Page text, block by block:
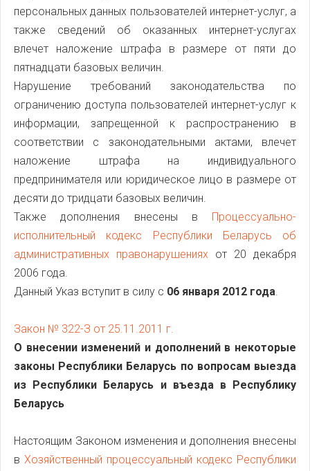
персональных данных пользователей интернет-услуг, а
также сведений об оказанных интернет-услугах
влечет наложение штрафа в размере от пяти до
пятнадцати базовых величин.
Нарушение требований законодательства по
ограничению доступа пользователей интернет-услуг к
информации, запрещенной к распространению в
соответствии с законодательными актами, влечет
наложение штрафа на индивидуального
предпринимателя или юридическое лицо в размере от
десяти до тридцати базовых величин.
Также дополнения внесены в Процессуально-
исполнительный кодекс Республики Беларусь об
административных правонарушениях от 20 декабря
2006 года.
Данный Указ вступит в силу с 06 января 2012 года.
Закон № 322-З от 25.11.2011 г.
О внесении изменений и дополнений в некоторые
законы Республики Беларусь по вопросам выезда
из Республики Беларусь и въезда в Республику
Беларусь
Настоящим Законом изменения и дополнения внесены
в Хозяйственный процессуальный кодекс Республики